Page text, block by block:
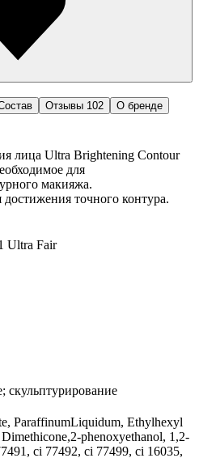
Отзывы 102
О бренде
лица Ultra Brightening Contour
для
макияжа.
точного контура.
Ultra Fair
скульптурирование
ParaffinumLiquidum, Ethylhexyl
phenoxyethanol, 1,2-
ci 77492, ci 77499, ci 16035,